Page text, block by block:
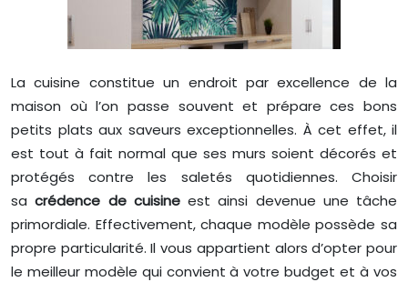
La cuisine constitue un endroit par excellence de la
maison où l’on passe souvent et prépare ces bons
petits plats aux saveurs exceptionnelles. À cet effet, il
est tout à fait normal que ses murs soient décorés et
protégés contre les saletés quotidiennes. Choisir
sacrédence de cuisineest ainsi devenue une tâche
primordiale. Effectivement, chaque modèle possède sa
propre particularité. Il vous appartient alors d’opter pour
le meilleur modèle qui convient à votre budget et à vos